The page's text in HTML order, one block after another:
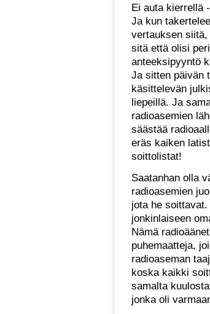
Ei auta kierrellä
Ja kun
vertauksen
sitä että olisi
anteeksipyyntö
Ja sitten päivän
käsittelevän
liepeillä. Ja
radioasemien
säästää
eräs kaiken
soittolistat!
Saatanhan olla
radioasemien
jota he
jonkinlaiseen
Nämä
puhemaatteja,
radioaseman
koska kaikki
samalta
jonka oli